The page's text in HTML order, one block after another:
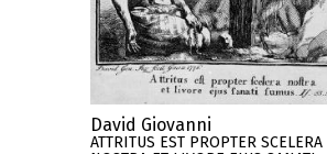
David Giovanni
ATTRITUS EST PROPTER SCELERA